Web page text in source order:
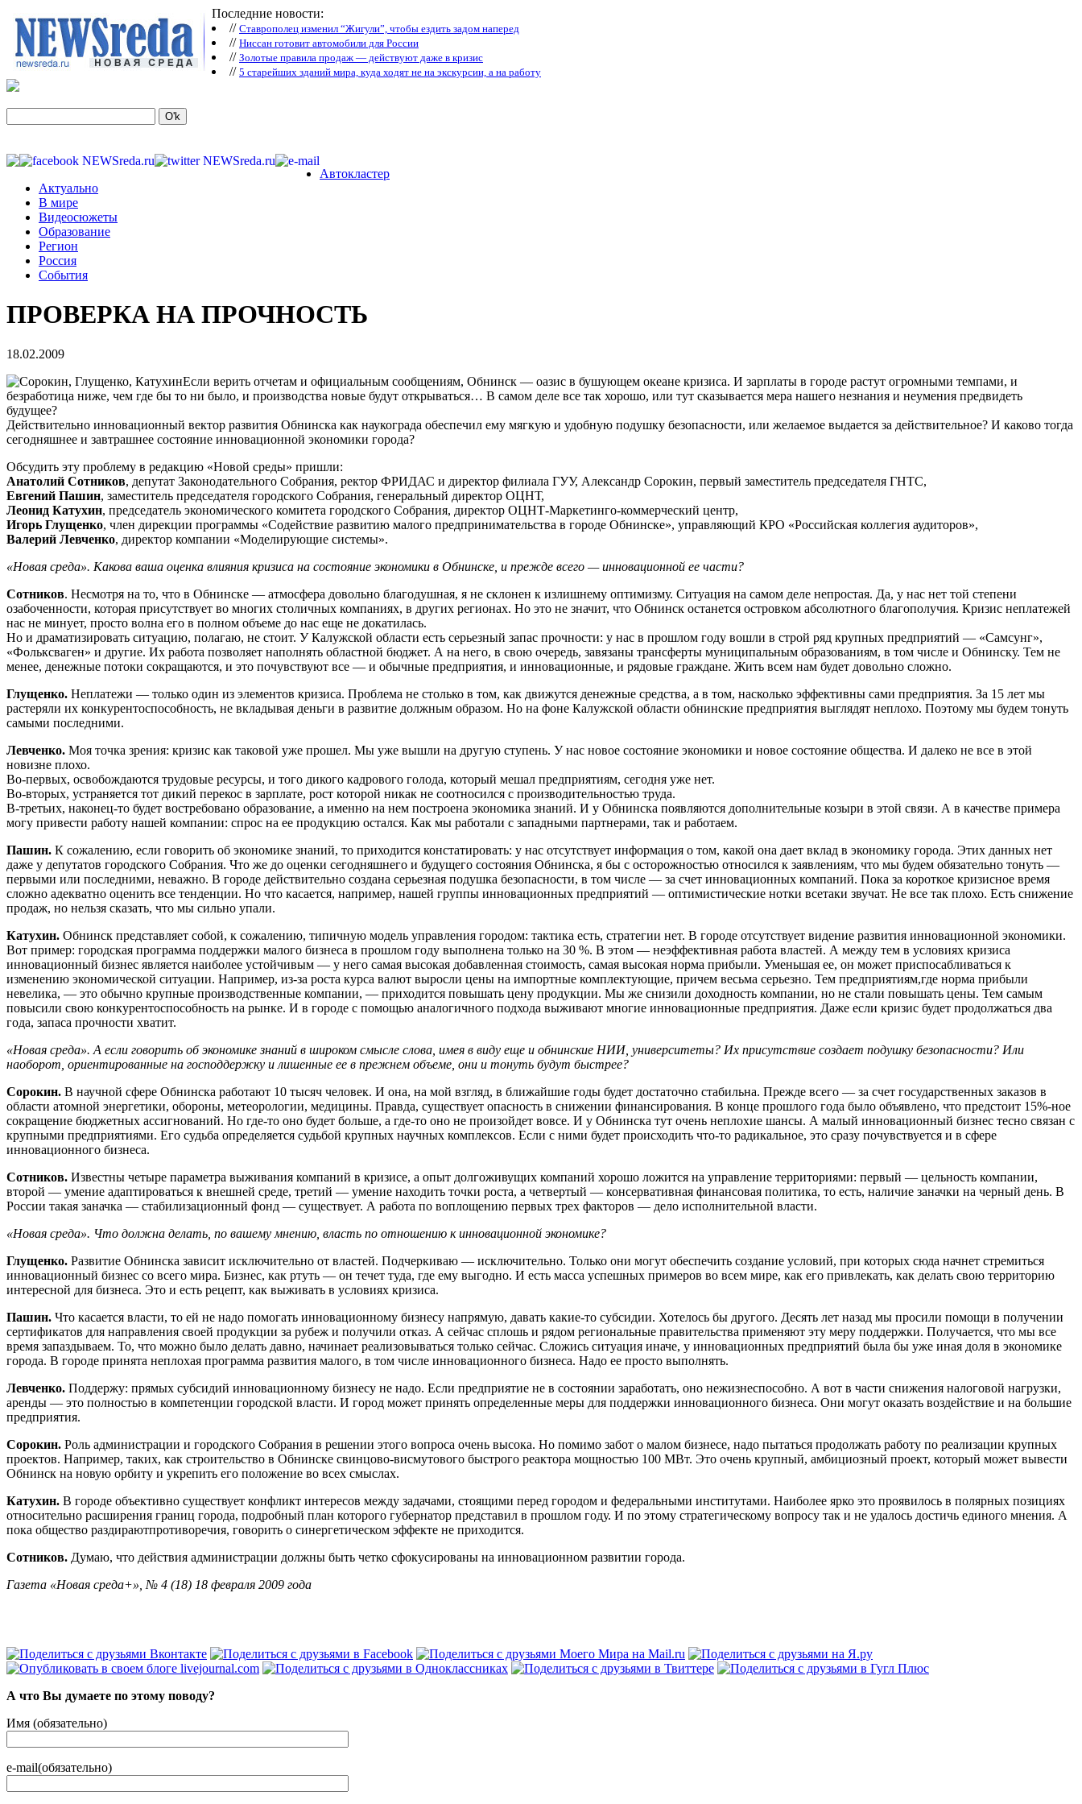
Последние новости:
// Ставрополец изменил “Жигули”, чтобы ездить задом наперед
// Ниссан готовит автомобили для России
// Зoлoтые прaвилa продаж — действуют даже в кризис
// 5 старейших зданий мира, куда ходят не на экскурсии, а на работу
Автокластер
Актуально
В мире
Видеосюжеты
Образование
Регион
Россия
События
ПРОВЕРКА НА ПРОЧНОСТЬ
18.02.2009
Если верить отчетам и официальным сообщениям, Обнинск — оазис в бушующем океане кризиса. И зарплаты в городе растут огромными темпами, и
безработица ниже, чем где бы то ни было, и производства новые будут открываться… В самом деле все так хорошо, или тут сказывается мера нашего незнания и неумения предвидеть
будущее?
Действительно инновационный вектор развития Обнинска как наукограда обеспечил ему мягкую и удобную подушку безопасности, или желаемое выдается за действительное? И каково тогда
сегодняшнее и завтрашнее состояние инновационной экономики города?
Обсудить эту проблему в редакцию «Новой среды» пришли:
Анатолий Сотников, депутат Законодательного Собрания, ректор ФРИДАС и директор филиала ГУУ, Александр Сорокин, первый заместитель председателя ГНТС,
Евгений Пашин, заместитель председателя городского Собрания, генеральный директор ОЦНТ,
Леонид Катухин, председатель экономического комитета городского Собрания, директор ОЦНТ-Маркетинго-коммерческий центр,
Игорь Глущенко, член дирекции программы «Содействие развитию малого предпринимательства в городе Обнинске», управляющий КРО «Российская коллегия аудиторов»,
Валерий Левченко, директор компании «Моделирующие системы».
«Новая среда». Какова ваша оценка влияния кризиса на состояние экономики в Обнинске, и прежде всего — инновационной ее части?
Сотников. Несмотря на то, что в Обнинске — атмосфера довольно благодушная, я не склонен к излишнему оптимизму. Ситуация на самом деле непростая. Да, у нас нет той степени
озабоченности, которая присутствует во многих столичных компаниях, в других регионах. Но это не значит, что Обнинск останется островком абсолютного благополучия. Кризис неплатежей
нас не минует, просто волна его в полном объеме до нас еще не докатилась.
Но и драматизировать ситуацию, полагаю, не стоит. У Калужской области есть серьезный запас прочности: у нас в прошлом году вошли в строй ряд крупных предприятий — «Самсунг»,
«Фольксваген» и другие. Их работа позволяет наполнять областной бюджет. А на него, в свою очередь, завязаны трансферты муниципальным образованиям, в том числе и Обнинску. Тем не
менее, денежные потоки сокращаются, и это почувствуют все — и обычные предприятия, и инновационные, и рядовые граждане. Жить всем нам будет довольно сложно.
Глущенко. Неплатежи — только один из элементов кризиса. Проблема не столько в том, как движутся денежные средства, а в том, насколько эффективны сами предприятия. За 15 лет мы
растеряли их конкурентоспособность, не вкладывая деньги в развитие должным образом. Но на фоне Калужской области обнинские предприятия выглядят неплохо. Поэтому мы будем тонуть
самыми последними.
Левченко. Моя точка зрения: кризис как таковой уже прошел. Мы уже вышли на другую ступень. У нас новое состояние экономики и новое состояние общества. И далеко не все в этой
новизне плохо.
Во-первых, освобождаются трудовые ресурсы, и того дикого кадрового голода, который мешал предприятиям, сегодня уже нет.
Во-вторых, устраняется тот дикий перекос в зарплате, рост которой никак не соотносился с производительностью труда.
В-третьих, наконец-то будет востребовано образование, а именно на нем построена экономика знаний. И у Обнинска появляются дополнительные козыри в этой связи. А в качестве примера
могу привести работу нашей компании: спрос на ее продукцию остался. Как мы работали с западными партнерами, так и работаем.
Пашин. К сожалению, если говорить об экономике знаний, то приходится констатировать: у нас отсутствует информация о том, какой она дает вклад в экономику города. Этих данных нет
даже у депутатов городского Собрания. Что же до оценки сегодняшнего и будущего состояния Обнинска, я бы с осторожностью относился к заявлениям, что мы будем обязательно тонуть —
первыми или последними, неважно. В городе действительно создана серьезная подушка безопасности, в том числе — за счет инновационных компаний. Пока за короткое кризисное время
сложно адекватно оценить все тенденции. Но что касается, например, нашей группы инновационных предприятий — оптимистические нотки всетаки звучат. Не все так плохо. Есть снижение
продаж, но нельзя сказать, что мы сильно упали.
Катухин. Обнинск представляет собой, к сожалению, типичную модель управления городом: тактика есть, стратегии нет. В городе отсутствует видение развития инновационной экономики.
Вот пример: городская программа поддержки малого бизнеса в прошлом году выполнена только на 30 %. В этом — неэффективная работа властей. А между тем в условиях кризиса
инновационный бизнес является наиболее устойчивым — у него самая высокая добавленная стоимость, самая высокая норма прибыли. Уменьшая ее, он может приспосабливаться к
изменению экономической ситуации. Например, из-за роста курса валют выросли цены на импортные комплектующие, причем весьма серьезно. Тем предприятиям,где норма прибыли
невелика, — это обычно крупные производственные компании, — приходится повышать цену продукции. Мы же снизили доходность компании, но не стали повышать цены. Тем самым
повысили свою конкурентоспособность на рынке. И в городе с помощью аналогичного подхода выживают многие инновационные предприятия. Даже если кризис будет продолжаться два
года, запаса прочности хватит.
«Новая среда». А если говорить об экономике знаний в широком смысле слова, имея в виду еще и обнинские НИИ, университеты? Их присутствие создает подушку безопасности? Или
наоборот, ориентированные на господдержку и лишенные ее в прежнем объеме, они и тонуть будут быстрее?
Сорокин. В научной сфере Обнинска работают 10 тысяч человек. И она, на мой взгляд, в ближайшие годы будет достаточно стабильна. Прежде всего — за счет государственных заказов в
области атомной энергетики, обороны, метеорологии, медицины. Правда, существует опасность в снижении финансирования. В конце прошлого года было объявлено, что предстоит 15%-ное
сокращение бюджетных ассигнований. Но где-то оно будет больше, а где-то оно не произойдет вовсе. И у Обнинска тут очень неплохие шансы. А малый инновационный бизнес тесно связан с
крупными предприятиями. Его судьба определяется судьбой крупных научных комплексов. Если с ними будет происходить что-то радикальное, это сразу почувствуется и в сфере
инновационного бизнеса.
Сотников. Известны четыре параметра выживания компаний в кризисе, а опыт долгоживущих компаний хорошо ложится на управление территориями: первый — цельность компании,
второй — умение адаптироваться к внешней среде, третий — умение находить точки роста, а четвертый — консервативная финансовая политика, то есть, наличие заначки на черный день. В
России такая заначка — стабилизационный фонд — существует. А работа по воплощению первых трех факторов — дело исполнительной власти.
«Новая среда». Что должна делать, по вашему мнению, власть по отношению к инновационной экономике?
Глущенко. Развитие Обнинска зависит исключительно от властей. Подчеркиваю — исключительно. Только они могут обеспечить создание условий, при которых сюда начнет стремиться
инновационный бизнес со всего мира. Бизнес, как ртуть — он течет туда, где ему выгодно. И есть масса успешных примеров во всем мире, как его привлекать, как делать свою территорию
интересной для бизнеса. Это и есть рецепт, как выживать в условиях кризиса.
Пашин. Что касается власти, то ей не надо помогать инновационному бизнесу напрямую, давать какие-то субсидии. Хотелось бы другого. Десять лет назад мы просили помощи в получении
сертификатов для направления своей продукции за рубеж и получили отказ. А сейчас сплошь и рядом региональные правительства применяют эту меру поддержки. Получается, что мы все
время запаздываем. То, что можно было делать давно, начинает реализовываться только сейчас. Сложись ситуация иначе, у инновационных предприятий была бы уже иная доля в экономике
города. В городе принята неплохая программа развития малого, в том числе инновационного бизнеса. Надо ее просто выполнять.
Левченко. Поддержу: прямых субсидий инновационному бизнесу не надо. Если предприятие не в состоянии заработать, оно нежизнеспособно. А вот в части снижения налоговой нагрузки,
аренды — это полностью в компетенции городской власти. И город может принять определенные меры для поддержки инновационного бизнеса. Они могут оказать воздействие и на большие
предприятия.
Сорокин. Роль администрации и городского Собрания в решении этого вопроса очень высока. Но помимо забот о малом бизнесе, надо пытаться продолжать работу по реализации крупных
проектов. Например, таких, как строительство в Обнинске свинцово-висмутового быстрого реактора мощностью 100 МВт. Это очень крупный, амбициозный проект, который может вывести
Обнинск на новую орбиту и укрепить его положение во всех смыслах.
Катухин. В городе объективно существует конфликт интересов между задачами, стоящими перед городом и федеральными институтами. Наиболее ярко это проявилось в полярных позициях
относительно расширения границ города, подробный план которого губернатор представил в прошлом году. И по этому стратегическому вопросу так и не удалось достичь единого мнения. А
пока общество раздираютпротиворечия, говорить о синергетическом эффекте не приходится.
Сотников. Думаю, что действия администрации должны быть четко сфокусированы на инновационном развитии города.
Газета «Новая среда+», № 4 (18) 18 февраля 2009 года
А что Вы думаете по этому поводу?
Имя (обязательно)
e-mail(обязательно)